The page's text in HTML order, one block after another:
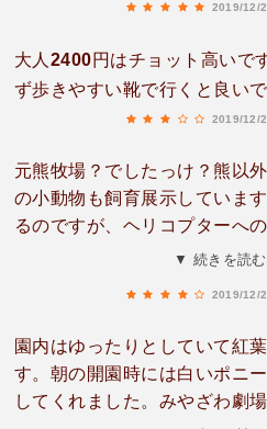
2019/12/
大人2400円はチョット高いで
ず歩きやすい靴で行くと良いで
2019/12/
元熊牧場？でしたっけ？熊以
の小動物も飼育展示していま
るのですが、ヘリコプターへ
す。料金、高いか安いかは人
▼ 続きを読む
2019/12/
園内はゆったりとしていて紅
す。朝の開園時には白いポニ
してくれました。みやざわ劇